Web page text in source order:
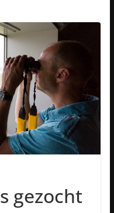
gezocht